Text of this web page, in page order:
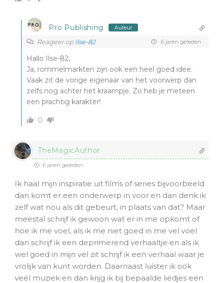
Pro Publishing Auteur
Reageer op Ilse-82 6 jaren geleden
Hallo Ilse-82,
Ja, rommelmarkten zijn ook een heel goed idee.
Vaak zit de vorige eigenaar van het voorwerp dan
zelfs nog achter het kraampje. Zo heb je meteen
een prachtig karakter!
0
TheMagicAuthor
6 jaren geleden
Ik haal mijn inspiratie uit films of series bijvoorbeeld
dan komt er een onderwerp in voor en dan denk ik
zelf wat nou als dit gebeurt, in plaats van dat? Maar
meestal schrijf ik gewoon wat er in me opkomt of
hoe ik me voel, als ik me niet goed in me vel voel
dan schrijf ik een deprimerend verhaaltje en als ik
wel goed in mijn vel zit schrijf ik een verhaal waar je
vrolijk van kunt worden. Daarnaast luister ik ook
veel muziek en dan krijg ik bij bepaalde liedjes een